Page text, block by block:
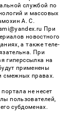
службой по
и массовых
А. С.
При
новостного
а также теле-
При
гиперссылка на
применены
смежных правах.
не несет
пользователей,
субдоменах.